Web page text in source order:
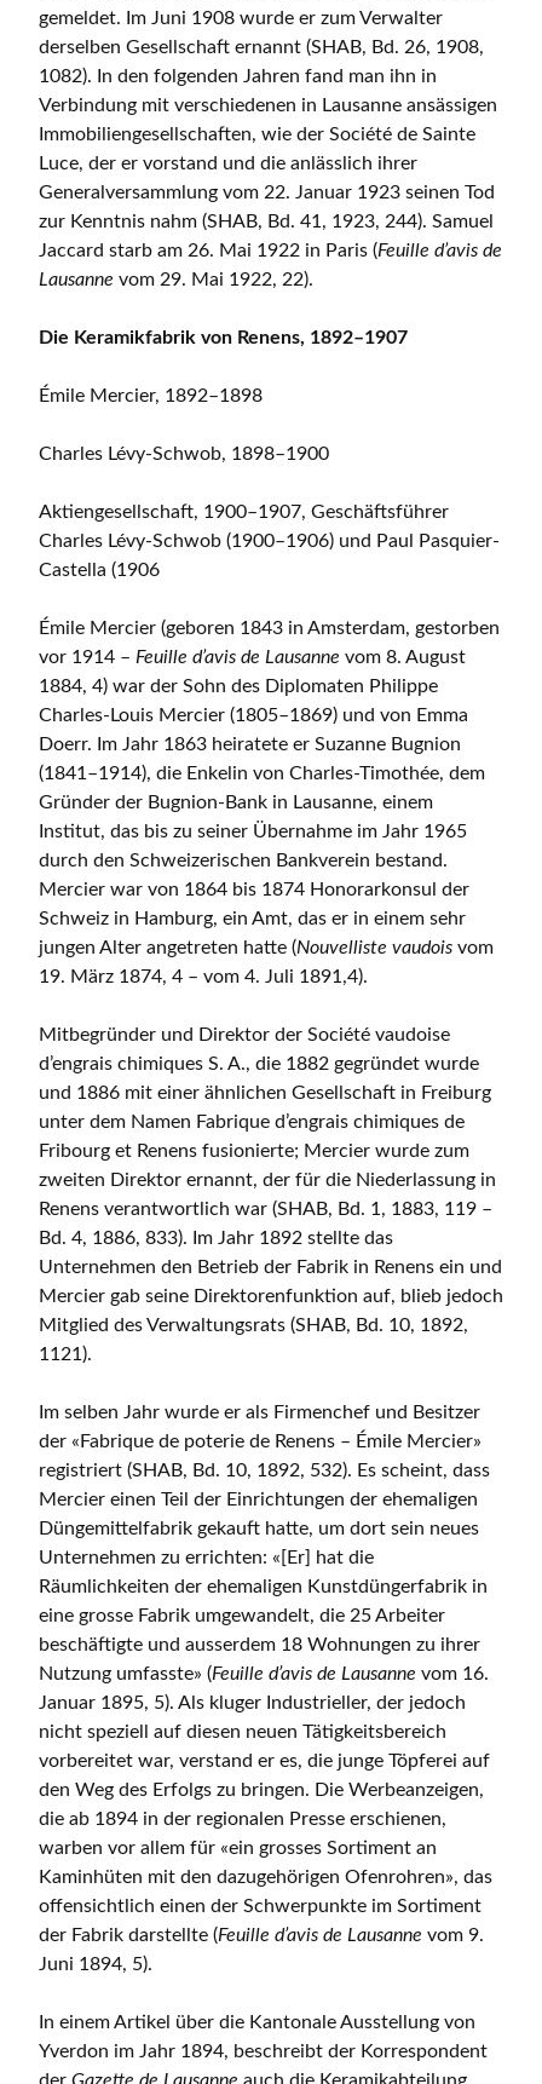
gemeldet. Im Juni 1908 wurde er zum Verwalter
derselben Gesellschaft ernannt (SHAB, Bd. 26, 1908,
1082). In den folgenden Jahren fand man ihn in
Verbindung mit verschiedenen in Lausanne ansässigen
Immobiliengesellschaften, wie der Société de Sainte
Luce, der er vorstand und die anlässlich ihrer
Generalversammlung vom 22. Januar 1923 seinen Tod
zur Kenntnis nahm (SHAB, Bd. 41, 1923, 244). Samuel
Jaccard starb am 26. Mai 1922 in Paris (Feuille d’avis de
Lausanne vom 29. Mai 1922, 22).
Die Keramikfabrik von Renens, 1892–1907
Émile Mercier, 1892–1898
Charles Lévy-Schwob, 1898–1900
Aktiengesellschaft, 1900–1907, Geschäftsführer
Charles Lévy-Schwob (1900–1906) und Paul Pasquier-
Castella (1906
Émile Mercier (geboren 1843 in Amsterdam, gestorben
vor 1914 – Feuille d’avis de Lausanne vom 8. August
1884, 4) war der Sohn des Diplomaten Philippe
Charles-Louis Mercier (1805–1869) und von Emma
Doerr. Im Jahr 1863 heiratete er Suzanne Bugnion
(1841–1914), die Enkelin von Charles-Timothée, dem
Gründer der Bugnion-Bank in Lausanne, einem
Institut, das bis zu seiner Übernahme im Jahr 1965
durch den Schweizerischen Bankverein bestand.
Mercier war von 1864 bis 1874 Honorarkonsul der
Schweiz in Hamburg, ein Amt, das er in einem sehr
jungen Alter angetreten hatte (Nouvelliste vaudois vom
19. März 1874, 4 – vom 4. Juli 1891,4).
Mitbegründer und Direktor der Société vaudoise
d’engrais chimiques S. A., die 1882 gegründet wurde
und 1886 mit einer ähnlichen Gesellschaft in Freiburg
unter dem Namen Fabrique d’engrais chimiques de
Fribourg et Renens fusionierte; Mercier wurde zum
zweiten Direktor ernannt, der für die Niederlassung in
Renens verantwortlich war (SHAB, Bd. 1, 1883, 119 –
Bd. 4, 1886, 833). Im Jahr 1892 stellte das
Unternehmen den Betrieb der Fabrik in Renens ein und
Mercier gab seine Direktorenfunktion auf, blieb jedoch
Mitglied des Verwaltungsrats (SHAB, Bd. 10, 1892,
1121).
Im selben Jahr wurde er als Firmenchef und Besitzer
der «Fabrique de poterie de Renens – Émile Mercier»
registriert (SHAB, Bd. 10, 1892, 532). Es scheint, dass
Mercier einen Teil der Einrichtungen der ehemaligen
Düngemittelfabrik gekauft hatte, um dort sein neues
Unternehmen zu errichten: «[Er] hat die
Räumlichkeiten der ehemaligen Kunstdüngerfabrik in
eine grosse Fabrik umgewandelt, die 25 Arbeiter
beschäftigte und ausserdem 18 Wohnungen zu ihrer
Nutzung umfasste» (Feuille d’avis de Lausanne vom 16.
Januar 1895, 5). Als kluger Industrieller, der jedoch
nicht speziell auf diesen neuen Tätigkeitsbereich
vorbereitet war, verstand er es, die junge Töpferei auf
den Weg des Erfolgs zu bringen. Die Werbeanzeigen,
die ab 1894 in der regionalen Presse erschienen,
warben vor allem für «ein grosses Sortiment an
Kaminhüten mit den dazugehörigen Ofenrohren», das
offensichtlich einen der Schwerpunkte im Sortiment
der Fabrik darstellte (Feuille d’avis de Lausanne vom 9.
Juni 1894, 5).
In einem Artikel über die Kantonale Ausstellung von
Yverdon im Jahr 1894, beschreibt der Korrespondent
der Gazette de Lausanne auch die Keramikabteilung